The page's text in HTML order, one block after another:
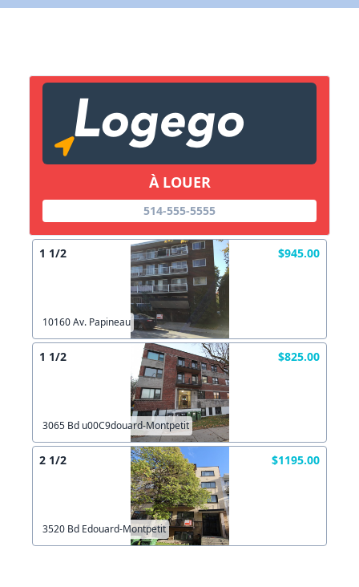
À LOUER
514-555-5555
1 1/2 $945.00
10160 Av. Papineau
1 1/2 $825.00
3065 Bd u00C9douard-Montpetit
2 1/2 $1195.00
3520 Bd Edouard-Montpetit
Lien vers inscription (sera inclus dans courriel)
Copier lien
X Fermer Envoyez
X Fermer